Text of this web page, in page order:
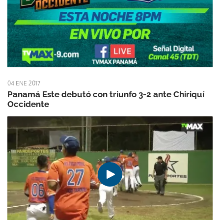
04 ENE 2017
Panamá Este debutó con triunfo 3-2 ante Chiriquí
Occidente